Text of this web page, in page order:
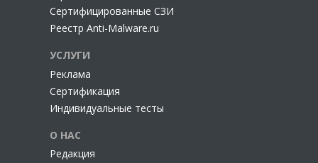
Сертифицированные СЗИ
Реестр Anti-Malware.ru
УСЛУГИ
Реклама
Сертификация
Индивидуальные тесты
О НАС
Редакция